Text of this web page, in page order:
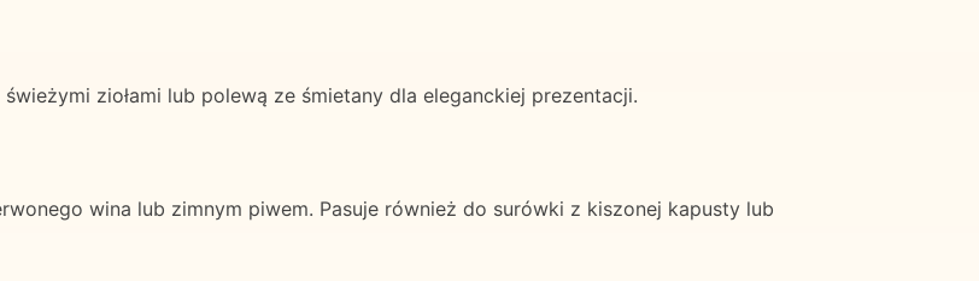
ziołami lub polewą ze śmietany dla eleganckiej prezentacji.
wina lub zimnym piwem. Pasuje również do surówki z kiszonej kapusty lub